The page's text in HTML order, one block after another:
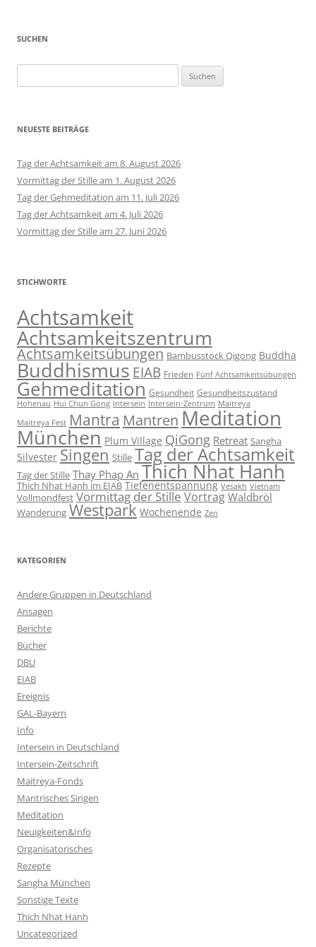
SUCHEN
nach:
NEUESTE BEITRÄGE
Tag der Achtsamkeit am 8. August 2026
Vormittag der Stille am 1. August 2026
Tag der Gehmeditation am 11. Juli 2026
Tag der Achtsamkeit am 4. Juli 2026
Vormittag der Stille am 27. Juni 2026
STICHWORTE
Achtsamkeit
Achtsamkeitszentrum
Achtsamkeitsübungen Bambusstock Qigong Buddha
Buddhismus EIAB Frieden Fünf Achtsamkeitsübungen
Gehmeditation Gesundheit Gesundheitszustand
Hohenau Hui Chun Gong Intersein Intersein-Zentrum Maitreya
Maitreya Fest Mantra Mantren Meditation
München Plum Village QiGong Retreat Sangha
Silvester Singen Stille Tag der Achtsamkeit
Tag der Stille Thay Phap An Thich Nhat Hanh
Thich Nhat Hanh im EIAB Tiefenentspannung Vesakh Vietnam
Vollmondfest Vormittag der StilleVortragWaldbröl
Wanderung Westpark Wochenende Zen
KATEGORIEN
Andere Gruppen in Deutschland
Ansagen
Berichte
Bücher
DBU
EIAB
Ereignis
GAL-Bayern
Info
Intersein in Deutschland
Intersein-Zeitschrift
Maitreya-Fonds
Mantrisches Singen
Meditation
Neuigkeiten&Info
Organisatorisches
Rezepte
Sangha München
Sonstige Texte
Thich Nhat Hanh
Uncategorized